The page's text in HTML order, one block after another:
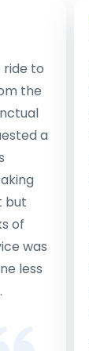
to
the
a
but
of
was
less